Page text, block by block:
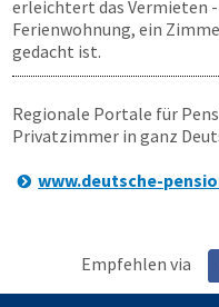
erleichtert das Vermieten
Ferienwohnung, ein
gedacht ist.
Regionale Portale für
Privatzimmer in ganz
www.deutsche-
Empfehlen via